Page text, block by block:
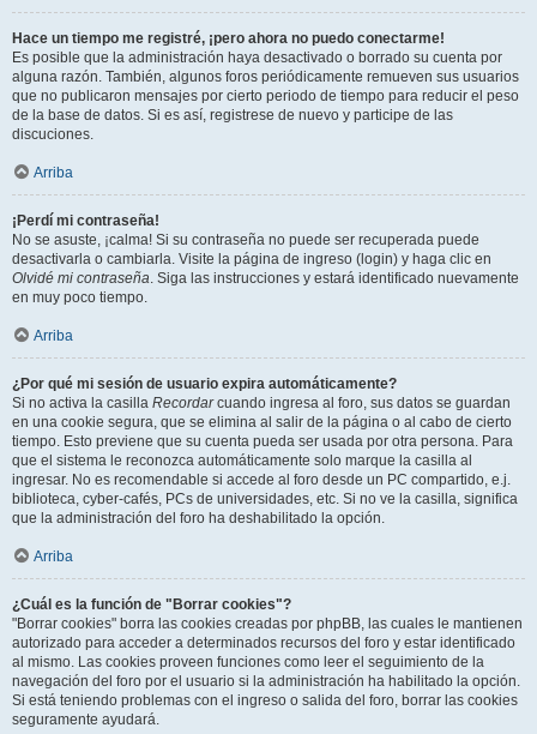
Hace un tiempo me registré, ¡pero ahora no puedo conectarme!
Es posible que la administración haya desactivado o borrado su cuenta por
alguna razón. También, algunos foros periódicamente remueven sus usuarios
que no publicaron mensajes por cierto periodo de tiempo para reducir el peso
de la base de datos. Si es así, registrese de nuevo y participe de las
discuciones.
Arriba
¡Perdí mi contraseña!
No se asuste, ¡calma! Si su contraseña no puede ser recuperada puede
desactivarla o cambiarla. Visite la página de ingreso (login) y haga clic en
Olvidé mi contraseña. Siga las instrucciones y estará identificado nuevamente
en muy poco tiempo.
Arriba
¿Por qué mi sesión de usuario expira automáticamente?
Si no activa la casilla Recordarcuando ingresa al foro, sus datos se guardan
en una cookie segura, que se elimina al salir de la página o al cabo de cierto
tiempo. Esto previene que su cuenta pueda ser usada por otra persona. Para
que el sistema le reconozca automáticamente solo marque la casilla al
ingresar. No es recomendable si accede al foro desde un PC compartido, e.j.
biblioteca, cyber-cafés, PCs de universidades, etc. Si no ve la casilla, significa
que la administración del foro ha deshabilitado la opción.
Arriba
¿Cuál es la función de "Borrar cookies"?
"Borrar cookies" borra las cookies creadas por phpBB, las cuales le mantienen
autorizado para acceder a determinados recursos del foro y estar identificado
al mismo. Las cookies proveen funciones como leer el seguimiento de la
navegación del foro por el usuario si la administración ha habilitado la opción.
Si está teniendo problemas con el ingreso o salida del foro, borrar las cookies
seguramente ayudará.